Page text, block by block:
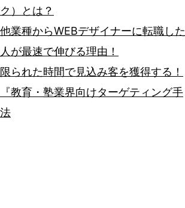
ク）とは？
他業種からWEBデザイナーに転職した
人が最速で伸びる理由！
限られた時間で見込み客を獲得する！
『教育・塾業界向けターゲティング手
法